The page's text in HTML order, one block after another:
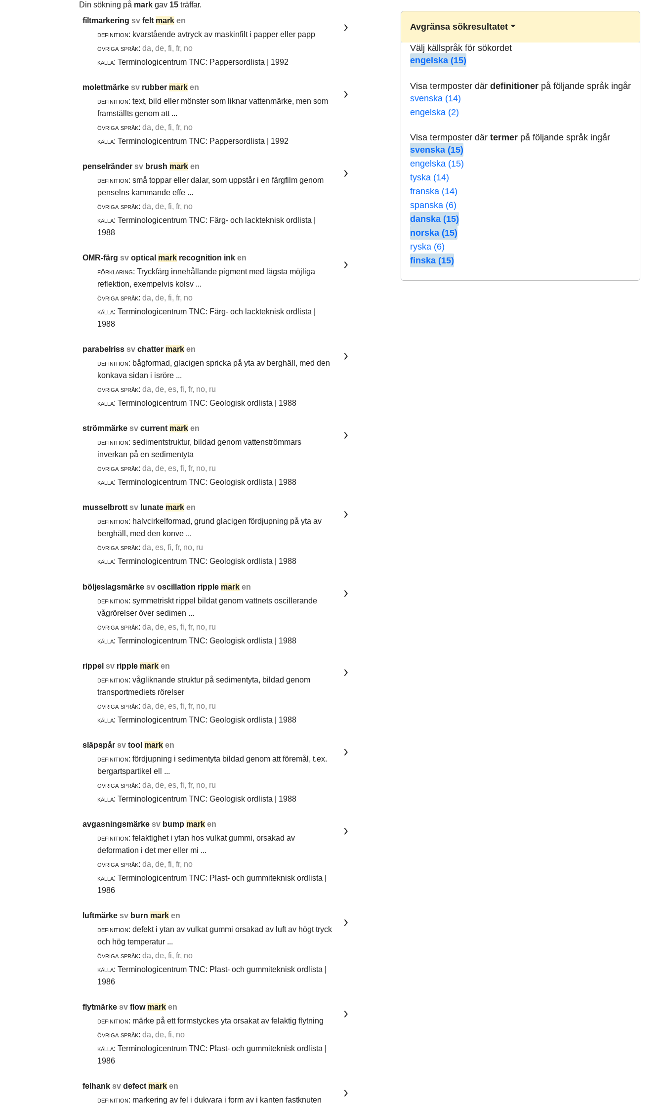
Din sökning på mark gav 15 träffar.
Avgränsa sökresultatet
Välj källspråk för sökordet
engelska (15)
Visa termposter därdefinitioner på följande språk ingår
svenska (14)
engelska (2)
Visa termposter därtermer på följande språk ingår
svenska (15)
engelska (15)
tyska (14)
franska (14)
spanska (6)
danska (15)
norska (15)
ryska (6)
finska (15)
filtmarkering sv felt mark en
definition: kvarstående avtryck av maskinfilt i papper eller papp
övriga språk: da, de, fi, fr, no
källa: Terminologicentrum TNC: Pappersordlista | 1992
molettmärke sv rubber mark en
definition: text, bild eller mönster som liknar vattenmärke, men som
framställts genom att ...
övriga språk: da, de, fi, fr, no
källa: Terminologicentrum TNC: Pappersordlista | 1992
penselränder sv brush mark en
definition: små toppar eller dalar, som uppstår i en färgfilm genom
penselns kammande effe ...
övriga språk: da, de, fi, fr, no
källa: Terminologicentrum TNC: Färg- och lackteknisk ordlista |
1988
OMR-färg sv optical markrecognition ink en
förklaring: Tryckfärg innehållande pigment med lägsta möjliga
reflektion, exempelvis kolsv ...
övriga språk: da, de, fi, fr, no
källa: Terminologicentrum TNC: Färg- och lackteknisk ordlista |
1988
parabelriss sv chatter mark en
definition: bågformad, glacigen spricka på yta av berghäll, med den
konkava sidan i isröre ...
övriga språk: da, de, es, fi, fr, no, ru
källa: Terminologicentrum TNC: Geologisk ordlista | 1988
strömmärke sv current mark en
definition: sedimentstruktur, bildad genom vattenströmmars
inverkan på en sedimentyta
övriga språk: da, de, es, fi, fr, no, ru
källa: Terminologicentrum TNC: Geologisk ordlista | 1988
musselbrottsv lunate mark en
definition: halvcirkelformad, grund glacigen fördjupning på yta av
berghäll, med den konve ...
övriga språk: da, es, fi, fr, no, ru
källa: Terminologicentrum TNC: Geologisk ordlista | 1988
böljeslagsmärke sv oscillation ripple mark en
definition: symmetriskt rippel bildat genom vattnets oscillerande
vågrörelser över sedimen ...
övriga språk: da, de, es, fi, fr, no, ru
källa: Terminologicentrum TNC: Geologisk ordlista | 1988
rippel sv ripple mark en
definition: vågliknande struktur på sedimentyta, bildad genom
transportmediets rörelser
övriga språk: da, de, es, fi, fr, no, ru
källa: Terminologicentrum TNC: Geologisk ordlista | 1988
släpspår sv tool mark en
definition: fördjupning i sedimentyta bildad genom att föremål, t.ex.
bergartspartikel ell ...
övriga språk: da, de, es, fi, fr, no, ru
källa: Terminologicentrum TNC: Geologisk ordlista | 1988
avgasningsmärke sv bump mark en
definition: felaktighet i ytan hos vulkat gummi, orsakad av
deformation i det mer eller mi ...
övriga språk: da, de, fi, fr, no
källa: Terminologicentrum TNC: Plast- och gummiteknisk ordlista |
1986
luftmärke sv burn mark en
definition: defekt i ytan av vulkat gummi orsakad av luft av högt tryck
och hög temperatur ...
övriga språk: da, de, fi, fr, no
källa: Terminologicentrum TNC: Plast- och gummiteknisk ordlista |
1986
flytmärke sv flow mark en
definition: märke på ett formstyckes yta orsakat av felaktig flytning
övriga språk: da, de, fi, no
källa: Terminologicentrum TNC: Plast- och gummiteknisk ordlista |
1986
felhank sv defect mark en
definition: markering av fel i dukvara i form av i kanten fastknuten